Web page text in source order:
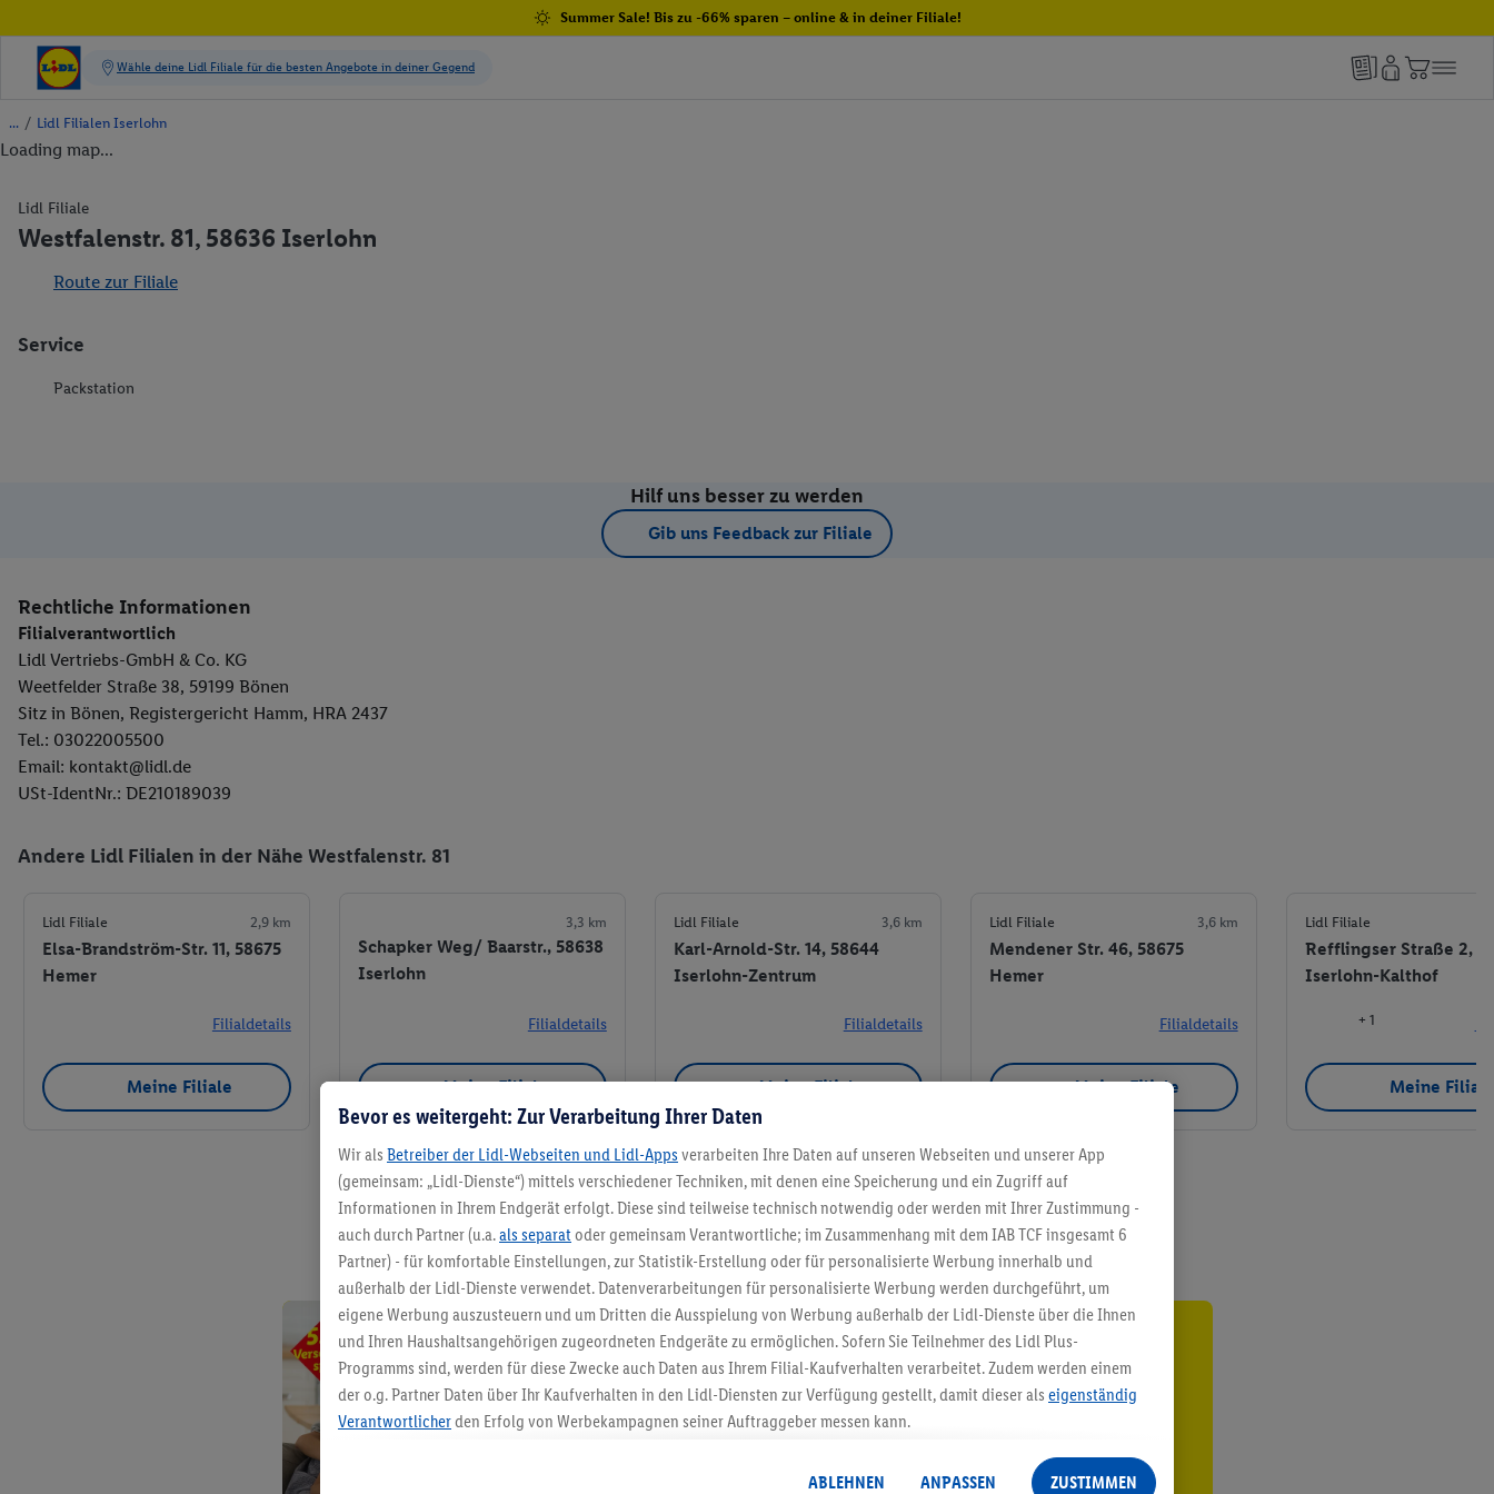
Summer Sale! Bis zu -66% sparen – online & in deiner Filiale!
/ Lidl Filialen Iserlohn
Loading map...
Lidl Filiale
Westfalenstr. 81, 58636 Iserlohn
Route zur Filiale
Service
Packstation
Hilf uns besser zu werden
Gib uns Feedback zur Filiale
Rechtliche Informationen
Filialverantwortlich
Lidl Vertriebs-GmbH & Co. KG
Weetfelder Straße 38, 59199 Bönen
Sitz in Bönen, Registergericht Hamm, HRA 2437
Tel.: 03022005500
Email: kontakt@lidl.de
USt-IdentNr.: DE210189039
Andere Lidl Filialen in der Nähe Westfalenstr. 81
Lidl Filiale 2,9 km
Elsa-Brandström-Str. 11, 58675
Hemer
Filialdetails
Meine Filiale
3,3 km
Schapker Weg/ Baarstr., 58638
Iserlohn
Filialdetails
Meine Filiale
Lidl Filiale 3,6 km
Karl-Arnold-Str. 14, 58644
Iserlohn-Zentrum
Filialdetails
Meine Filiale
Lidl Filiale 3,6 km
Mendener Str. 46, 58675
Hemer
Filialdetails
Meine Filiale
Lidl Filiale
Refflingser Straße 2,
Iserlohn-Kalthof
+ 1
Meine
Meine Filiale
5.95 € Versand sparen³²ᵃ
Jetzt zum Newsletter anmelden
Bevor es weitergeht: Zur Verarbeitung Ihrer Daten
Wir als Betreiber der Lidl-Webseiten und Lidl-Apps verarbeiten Ihre Daten auf unseren Webseiten und unserer App
(gemeinsam: „Lidl-Dienste“) mittels verschiedener Techniken, mit denen eine Speicherung und ein Zugriff auf
Informationen in Ihrem Endgerät erfolgt. Diese sind teilweise technisch notwendig oder werden mit Ihrer Zustimmung -
auch durch Partner (u.a.als separat oder gemeinsam Verantwortliche; im Zusammenhang mit dem IAB TCF insgesamt 6
Partner) - für komfortable Einstellungen, zur Statistik-Erstellung oder für personalisierte Werbung innerhalb und
außerhalb der Lidl-Dienste verwendet. Datenverarbeitungen für personalisierte Werbung werden durchgeführt, um
eigene Werbung auszusteuern und um Dritten die Ausspielung von Werbung außerhalb der Lidl-Dienste über die Ihnen
und Ihren Haushaltsangehörigen zugeordneten Endgeräte zu ermöglichen. Sofern Sie Teilnehmer des Lidl Plus-
Programms sind, werden für diese Zwecke auch Daten aus Ihrem Filial-Kaufverhalten verarbeitet. Zudem werden einem
der o.g. Partner Daten über Ihr Kaufverhalten in den Lidl-Diensten zur Verfügung gestellt, damit dieser als eigenständig
Verantwortlicherden Erfolg von Werbekampagnen seiner Auftraggeber messen kann.
angereicherten Profilen. Dies umfasst die Zusammenführung von Daten (z.B. über Ihre Nutzung der Lidl-Dienste, Ihr
ABLEHNEN ANPASSEN ZUSTIMMEN